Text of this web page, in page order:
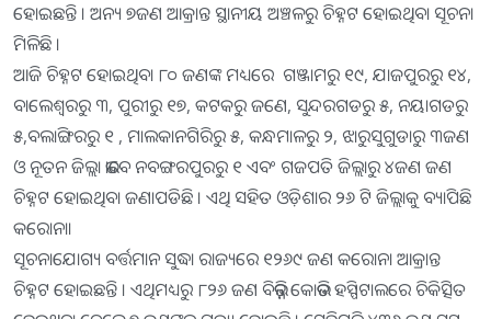
ହୋଇଛନ୍ତି । ଅନ୍ୟ ୭ଜଣ ଆକ୍ରାନ୍ତ ସ୍ଥାନୀୟ ଅଞ୍ଚଳରୁ ଚିହ୍ନଟ ହୋଇଥିବା ସୂଚନା
ମିଳିଛି ।
ଆଜି ଚିହ୍ନଟ ହୋଇଥିବା ୮୦ ଜଣଙ୍କ ମଧ୍ୟରେ ଗଞ୍ଜାମରୁ ୧୯, ଯାଜପୁରରୁ ୧୪,
ବାଲେଶ୍ବରରୁ ୩, ପୁରୀରୁ ୧୭, କଟକରୁ ଜଣେ, ସୁନ୍ଦରଗଡରୁ ୫, ନୟାଗଡରୁ
୫,ବଲାଙ୍ଗିରରୁ ୧ , ମାଲକାନଗିରିରୁ ୫, କନ୍ଧମାଳରୁ ୨, ଝାରୁସୁଗୁଡାରୁ ୩ଜଣ
ଓ ନୂତନ ଜିଲ୍ଲା ଭାବେ ନବଙ୍ଗରପୁରରୁ ୧ ଏବଂ ଗଜପତି ଜିଲ୍ଲାରୁ ୪ଜଣ ଜଣ
ଚିହ୍ନଟ ହୋଇଥିବା ଜଣାପଡିଛି । ଏଥି ସହିତ ଓଡ଼ିଶାର ୨୬ ଟି ଜିଲ୍ଲାକୁ ବ୍ୟାପିଛି
କରୋନା।
ସୂଚନାଯୋଗ୍ୟ ବର୍ତ୍ତମାନ ସୁଦ୍ଧା ରାଜ୍ୟ​‌ରେ ୧୨୬୯ ଜଣ କରୋନା ଆକ୍ରାନ୍ତ
ଚିହ୍ନଟ ହୋଇଛନ୍ତି । ଏଥିମଧ୍ୟରୁ ୮୨୬ ଜଣ ବିଭିନ୍ନ କୋଭିଡ ହସ୍ପିଟାଲରେ ଚିକିତ୍ସିତ